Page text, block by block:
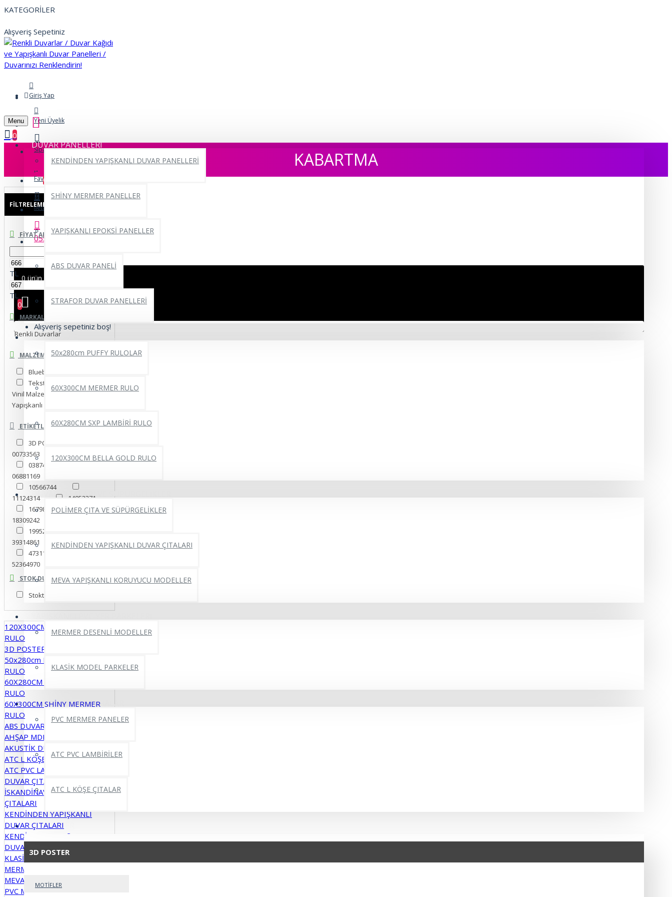
KATEGORİLER
Alışveriş Sepetiniz
Giriş Yap
Yeni Üyelik
Siparişlerim
Favorilerim
0
İletişim
0552 662 22 69
0 ürün - 0,00TL
0
Alışveriş sepetiniz boş!
DUVAR PANELLERİ
KENDİNDEN YAPIŞKANLI DUVAR PANELLERİ
SHİNY MERMER PANELLER
YAPIŞKANLI EPOKSİ PANELLER
ABS DUVAR PANELİ
STRAFOR DUVAR PANELLERİ
YAPIŞKANLI RULO ÜRÜNLER
50x280cm PUFFY RULOLAR
60X300CM MERMER RULO
60X280CM SXP LAMBİRİ RULO
120X300CM BELLA GOLD RULO
DUVAR ÇITALARI VE SÜPÜRGELİKLER
POLİMER ÇITA VE SÜPÜRGELİKLER
KENDİNDEN YAPIŞKANLI DUVAR ÇITALARI
MEVA YAPIŞKANLI KORUYUCU MODELLER
MERMER DESENLİ MODELLER
KLASİK MODEL PARKELER
PVC MERMER LEVHALAR
PVC MERMER PANELER
ATC PVC LAMBİRİLER
ATC L KÖŞE ÇITALAR
3D POSTER
3D POSTER
MOTİFLER
Menu
0
KABARTMA
FILTRELEME
FIYAT ARALIĞI
TL
TL
MARKALAR
Renkli Duvarlar
MALZEME SEÇINIZ.
Blueback İnce Kağıt
Tekstil Tek Parça
Vinil Malzeme
Yapışkanlı Folyo
ETIKETLER
3D POSTER
00733563
1947528
03874188
06881169
10566744
11124314
14952371
16798826
18309242
19952639
39314861
40873612
47311627
52364970
71836075
Kabartma
STOK DURUMU
Stokta Var
120X300CM BELLA GOLD
RULO
3D POSTER
50x280cm PUFFY YAPIŞKANLI
RULO
60X280CM SXP YAPIŞKANLI
RULO
60X300CM SHİNY MERMER
RULO
ABS DUVAR PANELİ
AHŞAP MDF DUVAR PANELLERİ
AKUSTİK DUVAR PANELLERİ
ATC L KÖŞE ÇITALAR
ATC PVC LAMBİRİLER
DUVAR ÇITALARI
İSKANDİNAV DUVAR PANELİ VE
ÇITALARI
KENDİNDEN YAPIŞKANLI
DUVAR ÇITALARI
KENDİNDEN YAPIŞKANLI
DUVAR PANELLERİ
KLASİK PARKE MODELLER
MERMER DESENLİ PARKELER
MEVA YAPIŞKANLI MODELLER
PVC MERMER PANELLER